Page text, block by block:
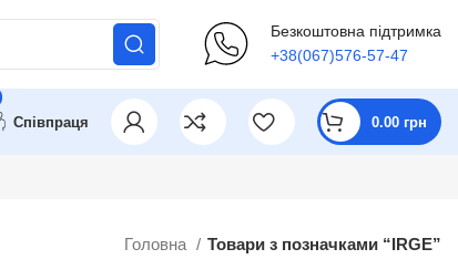
Безкоштовна підтримка
+38(067)576-57-47
Співпраця 0.00 грн
Головна Товари з позначками “IRGE”